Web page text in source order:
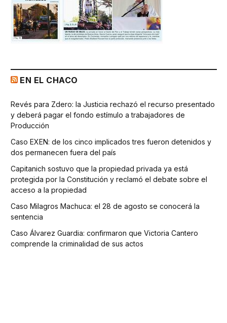
EN EL CHACO
Revés para Zdero: la Justicia rechazó el recurso presentado
y deberá pagar el fondo estímulo a trabajadores de
Producción
Caso EXEN: de los cinco implicados tres fueron detenidos y
dos permanecen fuera del país
Capitanich sostuvo que la propiedad privada ya está
protegida por la Constitución y reclamó el debate sobre el
acceso a la propiedad
Caso Milagros Machuca: el 28 de agosto se conocerá la
sentencia
Caso Álvarez Guardia: confirmaron que Victoria Cantero
comprende la criminalidad de sus actos